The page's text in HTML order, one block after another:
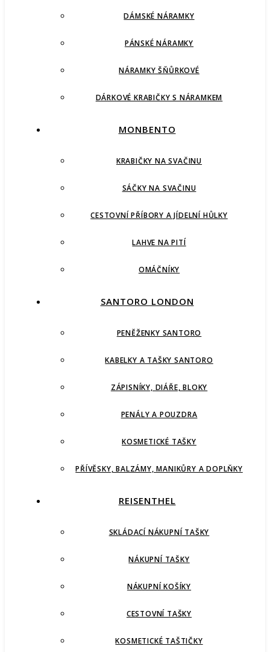
DÁMSKÉ NÁRAMKY
PÁNSKÉ NÁRAMKY
NÁRAMKY ŠŇŮRKOVÉ
DÁRKOVÉ KRABIČKY S NÁRAMKEM
MONBENTO
KRABIČKY NA SVAČINU
SÁČKY NA SVAČINU
CESTOVNÍ PŘÍBORY A JÍDELNÍ HŮLKY
LAHVE NA PITÍ
OMÁČNÍKY
SANTORO LONDON
PENĚŽENKY SANTORO
KABELKY A TAŠKY SANTORO
ZÁPISNÍKY, DIÁŘE, BLOKY
PENÁLY A POUZDRA
KOSMETICKÉ TAŠKY
PŘÍVĚSKY, BALZÁMY, MANIKŮRY A DOPLŇKY
REISENTHEL
SKLÁDACÍ NÁKUPNÍ TAŠKY
NÁKUPNÍ TAŠKY
NÁKUPNÍ KOŠÍKY
CESTOVNÍ TAŠKY
KOSMETICKÉ TAŠTIČKY